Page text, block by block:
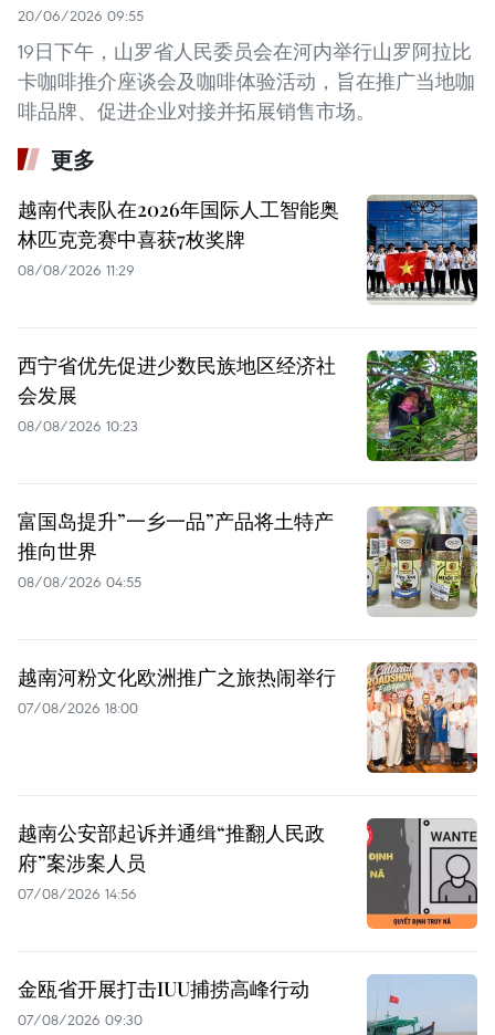
20/06/2026 09:55
19日下午，山罗省人民委员会在河内举行山罗阿拉比
卡咖啡推介座谈会及咖啡体验活动，旨在推广当地咖
啡品牌、促进企业对接并拓展销售市场。
更多
越南代表队在2026年国际人工智能奥
林匹克竞赛中喜获7枚奖牌
08/08/2026 11:29
西宁省优先促进少数民族地区经济社
会发展
08/08/2026 10:23
富国岛提升”一乡一品”产品将土特产
推向世界
08/08/2026 04:55
越南河粉文化欧洲推广之旅热闹举行
07/08/2026 18:00
越南公安部起诉并通缉“推翻人民政
府”案涉案人员
07/08/2026 14:56
金瓯省开展打击IUU捕捞高峰行动
07/08/2026 09:30